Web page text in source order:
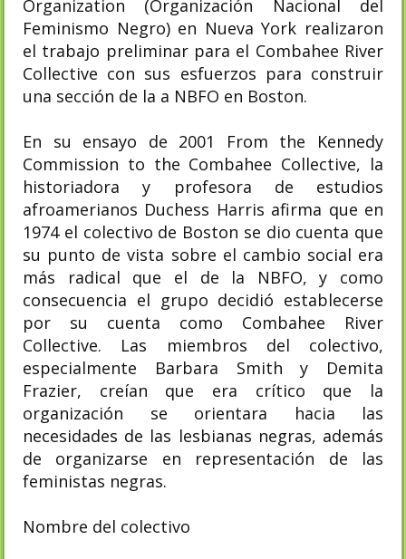
Organization (Organización Nacional del
Feminismo Negro) en Nueva York realizaron
el trabajo preliminar para el Combahee River
Collective con sus esfuerzos para construir
una sección de la a NBFO en Boston.
En su ensayo de 2001 From the Kennedy
Commission to the Combahee Collective, la
historiadora y profesora de estudios
afroamerianos Duchess Harris afirma que en
1974 el colectivo de Boston se dio cuenta que
su punto de vista sobre el cambio social era
más radical que el de la NBFO, y como
consecuencia el grupo decidió establecerse
por su cuenta como Combahee River
Collective. Las miembros del colectivo,
especialmente Barbara Smith y Demita
Frazier, creían que era crítico que la
organización se orientara hacia las
necesidades de las lesbianas negras, además
de organizarse en representación de las
feministas negras.
Nombre del colectivo